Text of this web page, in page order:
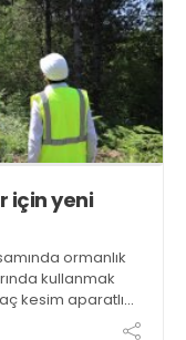
için yeni
ormanlık
kullanmak
kesim aparatlı